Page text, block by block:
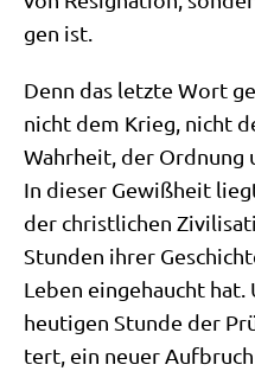
gen ist.
Denn das letz­te Wort
nicht dem Krieg, nicht
Wahr­heit, der Ord­nung
In die­ser Gewiß­heit
der christ­li­chen
Stun­den ihrer
Leben ein­ge­haucht hat.
heu­ti­gen Stun­de der
tert, ein neu­er